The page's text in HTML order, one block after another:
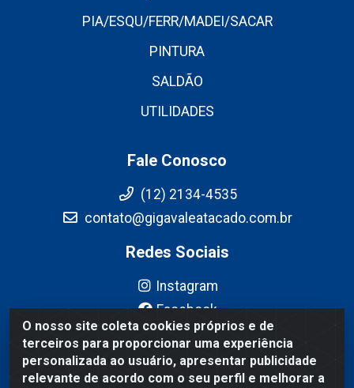
O nosso site coleta cookies próprios e de
terceiros para proporcionar uma experiência
personalizada ao usuário, apresentar publicidade
relevante de acordo com o seu perfil e melhorar a
PIA/ESQU/FERR/MADEI/SACAR
PINTURA
SALDÃO
UTILIDADES
Fale Conosco
(12) 2134-4535
contato@gigavaleatacado.com.br
Redes Sociais
Instagram
Facebook
YouTube
Linkedin